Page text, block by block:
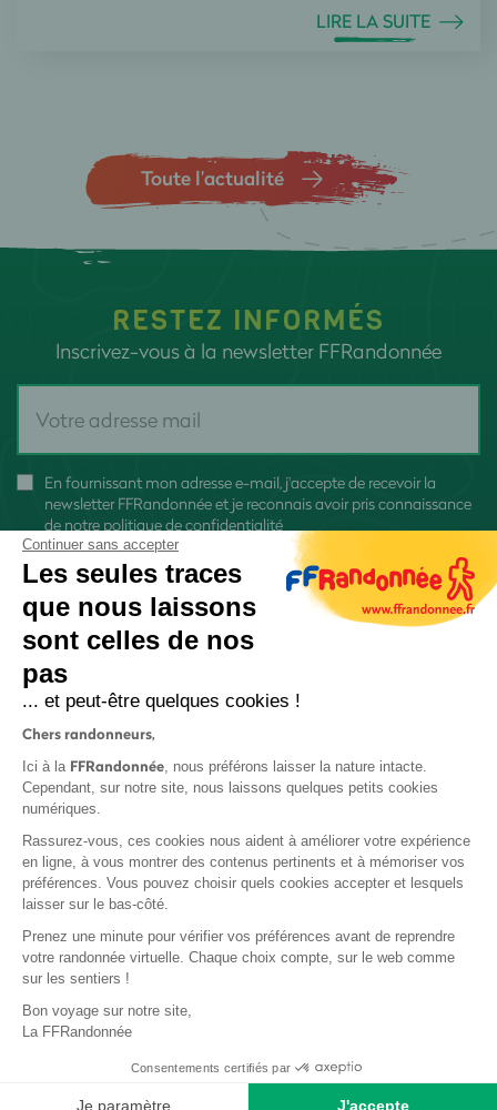
LIRE LA SUITE
Toute l’actualité
RESTEZ INFORMÉS
Inscrivez-vous à la newsletter FFRandonnée
En fournissant mon adresse e-mail, j'accepte de recevoir la
newsletter FFRandonnée et je reconnais avoir pris connaissance
de notre politique de confidentialité
Protection des données
Politique de confidentialité
Base documentaire
Continuer sans accepter
Les seules traces
que nous laissons
sont celles de nos
pas
... et peut-être quelques cookies !
Chers randonneurs,
Ici à la FFRandonnée, nous préférons laisser la nature intacte.
Cependant, sur notre site, nous laissons quelques petits cookies
numériques.
Rassurez-vous, ces cookies nous aident à améliorer votre expérience
en ligne, à vous montrer des contenus pertinents et à mémoriser vos
préférences. Vous pouvez choisir quels cookies accepter et lesquels
laisser sur le bas-côté.
Prenez une minute pour vérifier vos préférences avant de reprendre
votre randonnée virtuelle. Chaque choix compte, sur le web comme
sur les sentiers !
Bon voyage sur notre site,
La FFRandonnée
Consentements certifiés par
Je paramètre J'accepte